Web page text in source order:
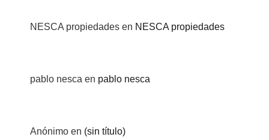
NESCA propiedades en NESCA propiedades
pablo nesca en pablo nesca
Anónimo en (sin título)